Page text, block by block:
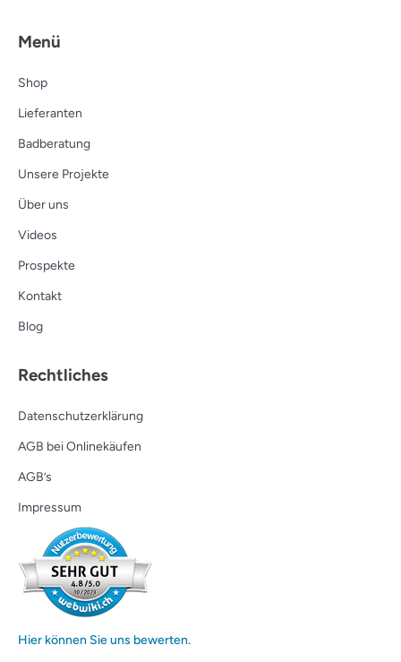
Menü
Shop
Lieferanten
Badberatung
Unsere Projekte
Über uns
Videos
Prospekte
Kontakt
Blog
Rechtliches
Datenschutzerklärung
AGB bei Onlinekäufen
AGB’s
Impressum
Hier können Sie uns bewerten.